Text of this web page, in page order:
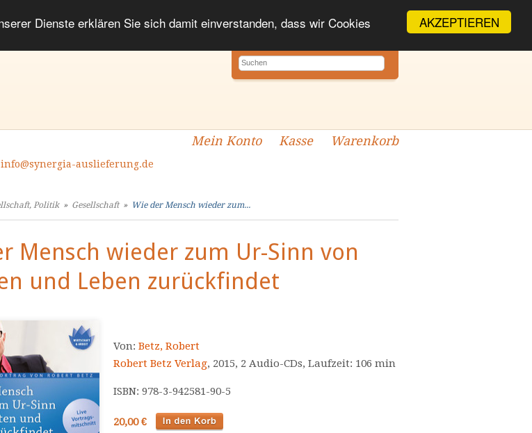
AKZEPTIEREN
Dienste erklären Sie sich damit einverstanden, dass wir Cookies
info@synergia-auslieferung.de
Mein Konto Kasse Warenkorb
Politik» Gesellschaft» Wie der Mensch wieder zum...
Mensch wieder zum Ur-Sinn von
und Leben zurückfindet
Von: Betz, Robert
Robert Betz Verlag, 2015, 2 Audio-CDs, Laufzeit: 106 min
ISBN: 978-3-942581-90-5
20,00 €